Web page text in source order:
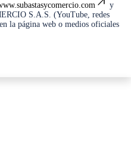
y
S.A.S. (YouTube, redes
la página web o medios oficiales